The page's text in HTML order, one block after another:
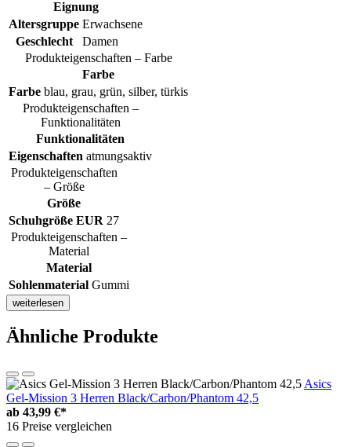
Eignung
Altersgruppe Erwachsene
Geschlecht
Damen
Produkteigenschaften – Farbe
Farbe
Farbe blau, grau, grün, silber, türkis
Produkteigenschaften –
Funktionalitäten
Funktionalitäten
Eigenschaften atmungsaktiv
Produkteigenschaften
– Größe
Größe
Schuhgröße EUR 27
Produkteigenschaften –
Material
Material
Sohlenmaterial Gummi
weiterlesen
Ähnliche Produkte
Asics
Gel-Mission 3 Herren Black/Carbon/Phantom 42,5
ab 43,99 €*
16 Preise vergleichen